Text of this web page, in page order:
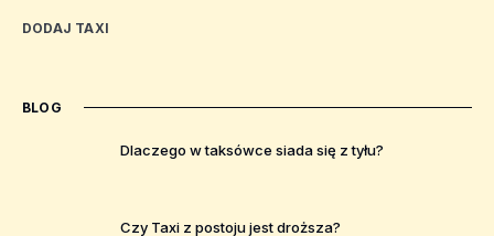
DODAJ TAXI
BLOG
Dlaczego w taksówce siada się z tyłu?
Czy Taxi z postoju jest droższa?